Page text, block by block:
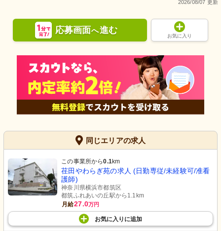
2026/08/07 更新
応募画面へ進む
お気に入り
同じエリアの求人
この事業所から0.1km
荏田やわらぎ苑の求人 (日勤専従/未経験可/准看
護師)
神奈川県横浜市都筑区
都筑ふれあいの丘駅から1.1km
月給27.0万円
お気に入り に追加